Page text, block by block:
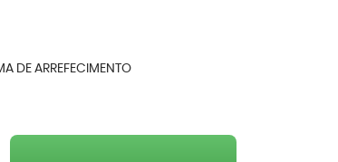
DE ARREFECIMENTO